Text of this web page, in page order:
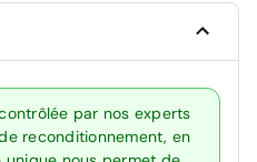
par nos experts
reconditionnement, en